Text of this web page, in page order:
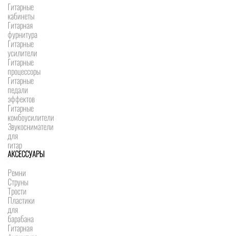
Гитарные
кабинеты
Гитарная
фурнитура
Гитарные
усилители
Гитарные
процессоры
Гитарные
педали
эффектов
Гитарные
комбоусилители
Звукосниматели
для
гитар
АКСЕССУАРЫ
Ремни
Струны
Трости
Пластики
для
барабана
Гитарная